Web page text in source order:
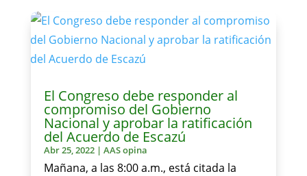
El Congreso debe responder al
compromiso del Gobierno
Nacional y aprobar la ratificación
del Acuerdo de Escazú
Abr 25, 2022| AAS opina
Mañana, a las 8:00 a.m., está citada la